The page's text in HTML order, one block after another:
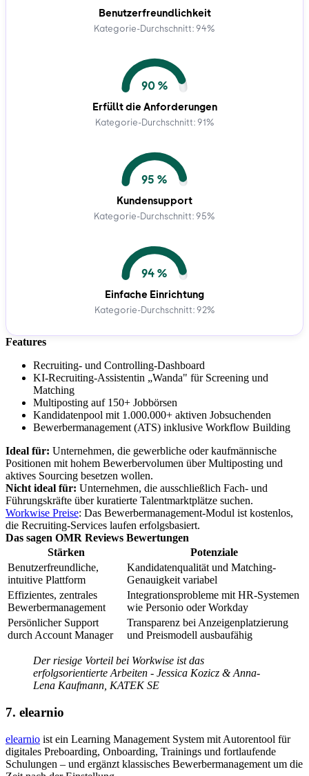
Benutzerfreundlichkeit
Kategorie-Durchschnitt: 94%
90 %
Erfüllt die Anforderungen
Kategorie-Durchschnitt: 91%
95 %
Kundensupport
Kategorie-Durchschnitt: 95%
94 %
Einfache Einrichtung
Kategorie-Durchschnitt: 92%
Features
Recruiting- und Controlling-Dashboard
KI-Recruiting-Assistentin „Wanda" für Screening und
Matching
Multiposting auf 150+ Jobbörsen
Kandidatenpool mit 1.000.000+ aktiven Jobsuchenden
Bewerbermanagement (ATS) inklusive Workflow Building
Ideal für: Unternehmen, die gewerbliche oder kaufmännische
Positionen mit hohem Bewerbervolumen über Multiposting und
aktives Sourcing besetzen wollen.
Nicht ideal für: Unternehmen, die ausschließlich Fach- und
Führungskräfte über kuratierte Talentmarktplätze suchen.
Workwise Preise: Das Bewerbermanagement-Modul ist kostenlos,
die Recruiting-Services laufen erfolgsbasiert.
Das sagen OMR Reviews Bewertungen
Stärken
Potenziale
Benutzerfreundliche,
intuitive Plattform
Kandidatenqualität und Matching-
Genauigkeit variabel
Effizientes, zentrales
Bewerbermanagement
Integrationsprobleme mit HR-Systemen
wie Personio oder Workday
Persönlicher Support
durch Account Manager
Transparenz bei Anzeigenplatzierung
und Preismodell ausbaufähig
Der riesige Vorteil bei Workwise ist das
erfolgsorientierte Arbeiten - Jessica Kozicz & Anna-
Lena Kaufmann, KATEK SE
7. elearnio
elearnio ist ein Learning Management System mit Autorentool für
digitales Preboarding, Onboarding, Trainings und fortlaufende
Schulungen – und ergänzt klassisches Bewerbermanagement um die